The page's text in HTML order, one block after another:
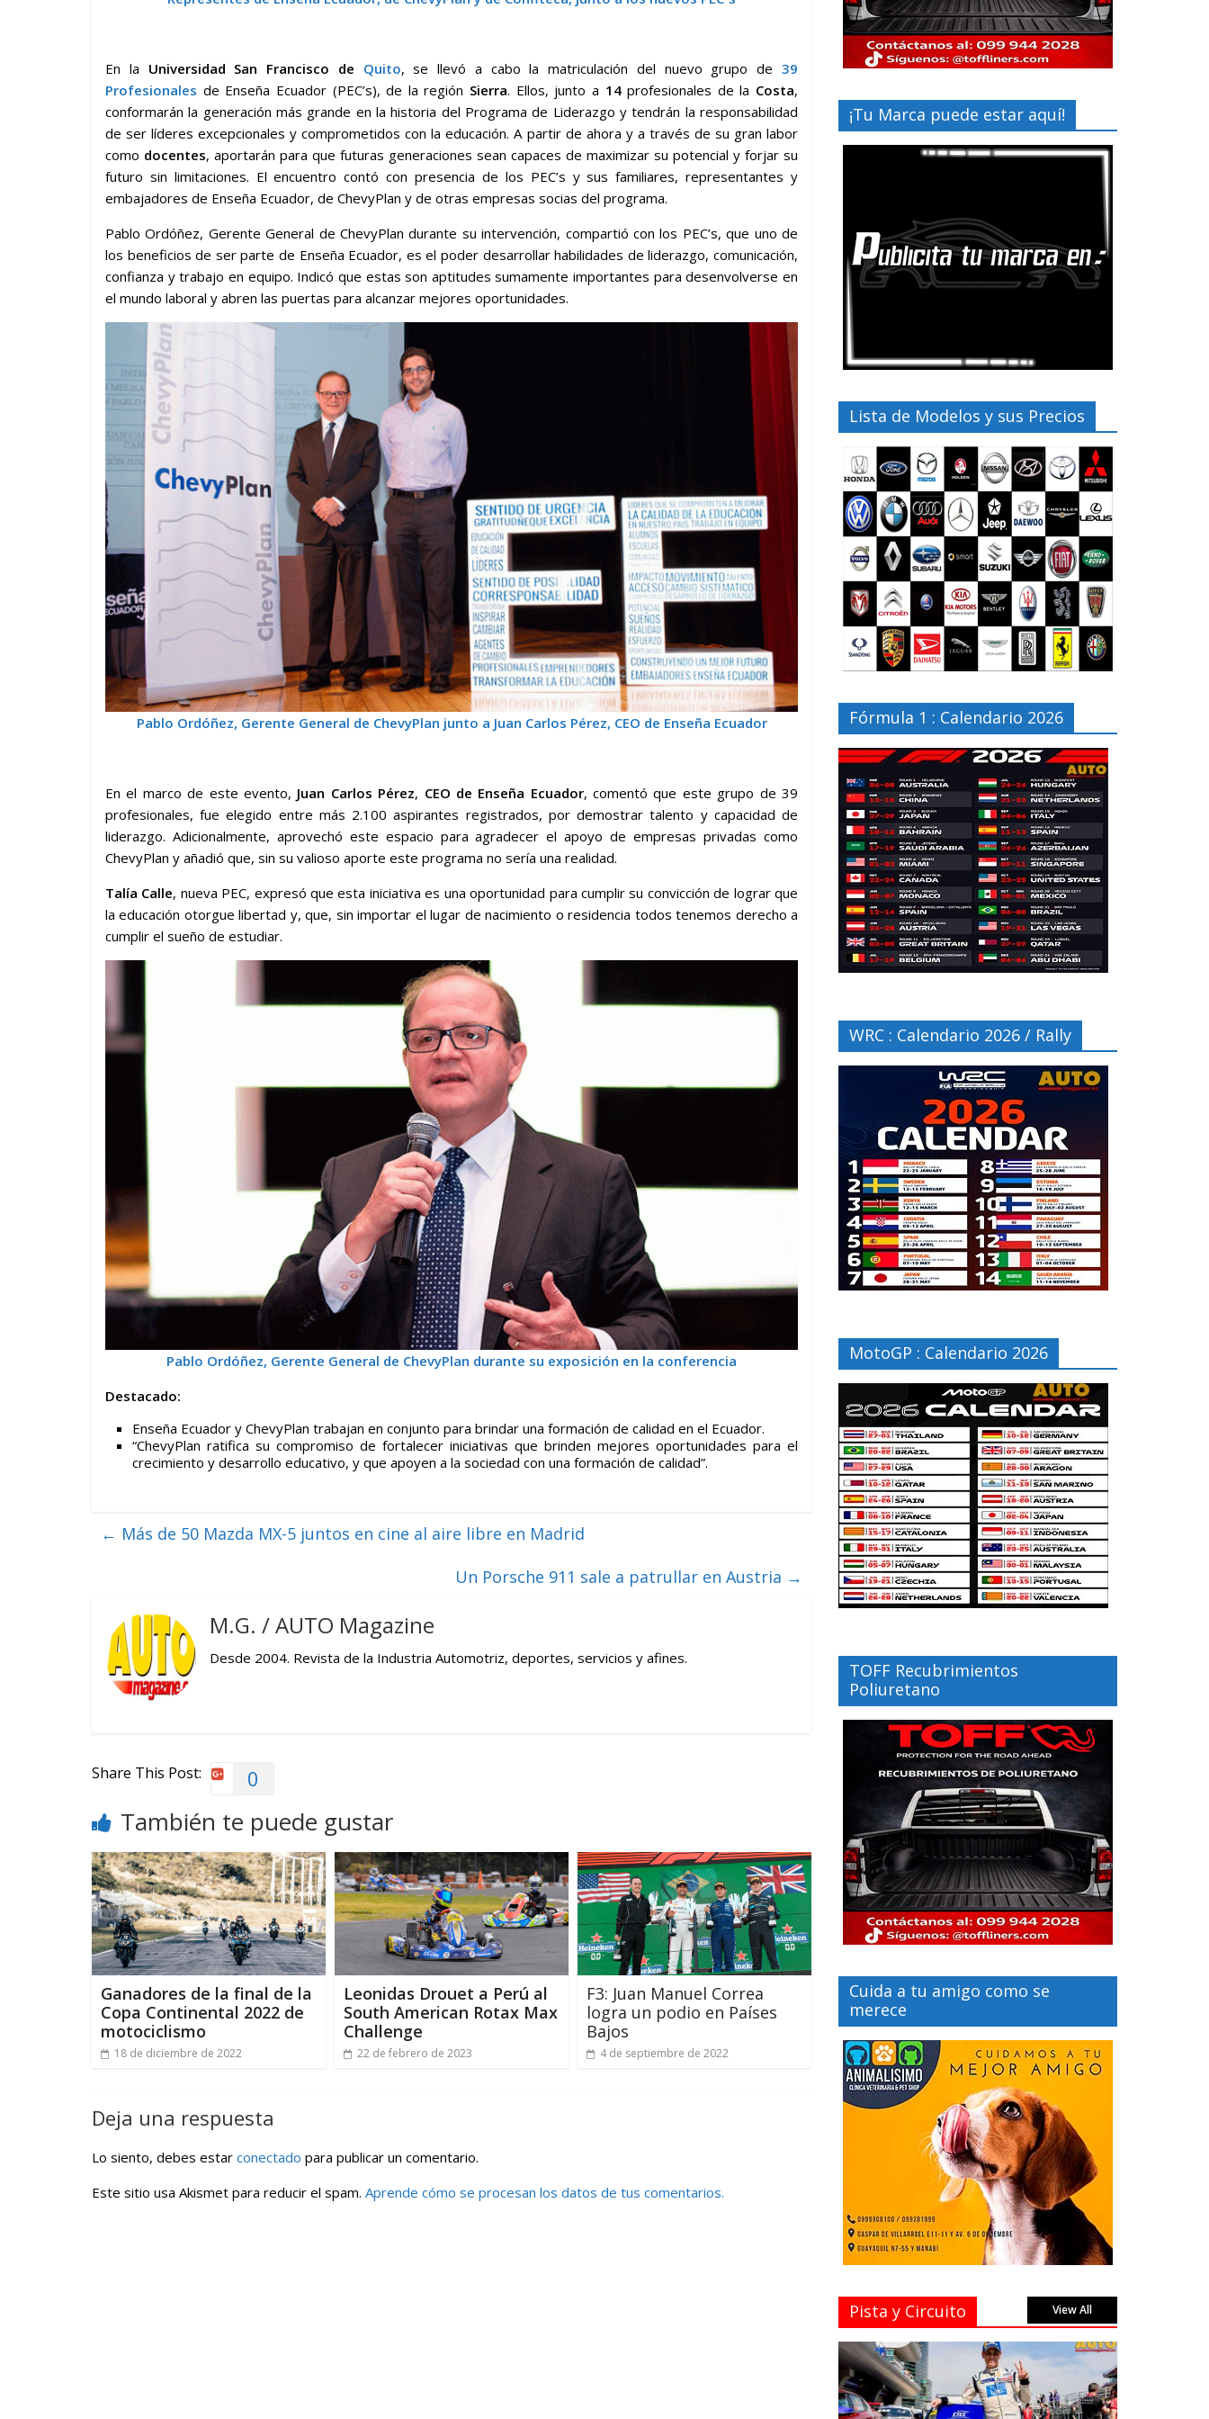
En la Universidad San Francisco de Quito, se llevó a cabo la matriculación del nuevo grupo de39
Profesionales de Enseña Ecuador (PEC’s), de la región Sierra. Ellos, junto a 14profesionales de la Costa,
conformarán la generación más grande en la historia del Programa de Liderazgo y tendrán la responsabilidad
de ser líderes excepcionales y comprometidos con la educación. A partir de ahora y a través de su gran labor
como docentes, aportarán para que futuras generaciones sean capaces de maximizar su potencial y forjar su
futuro sin limitaciones. El encuentro contó con presencia de los PEC’s y sus familiares, representantes y
embajadores de Enseña Ecuador, de ChevyPlan y de otras empresas socias del programa.
Pablo Ordóñez, Gerente General de ChevyPlan durante su intervención, compartió con los PEC’s, que uno de
los beneficios de ser parte de Enseña Ecuador, es el poder desarrollar habilidades de liderazgo, comunicación,
confianza y trabajo en equipo. Indicó que estas son aptitudes sumamente importantes para desenvolverse en
el mundo laboral y abren las puertas para alcanzar mejores oportunidades.
Pablo Ordóñez, Gerente General de ChevyPlan junto a Juan Carlos Pérez, CEO de Enseña Ecuador
En el marco de este evento, Juan Carlos Pérez, CEO de Enseña Ecuador, comentó que este grupo de 39
profesionales, fue elegido entre más 2.100 aspirantes registrados, por demostrar talento y capacidad de
liderazgo. Adicionalmente, aprovechó este espacio para agradecer el apoyo de empresas privadas como
ChevyPlan y añadió que, sin su valioso aporte este programa no sería una realidad.
Talía Calle, nueva PEC, expresó que esta iniciativa es una oportunidad para cumplir su convicción de lograr que
la educación otorgue libertad y, que, sin importar el lugar de nacimiento o residencia todos tenemos derecho a
cumplir el sueño de estudiar.
Pablo Ordóñez, Gerente General de ChevyPlan durante su exposición en la conferencia
Destacado:
Enseña Ecuador y ChevyPlan trabajan en conjunto para brindar una formación de calidad en el Ecuador.
“ChevyPlan ratifica su compromiso de fortalecer iniciativas que brinden mejores oportunidades para el
crecimiento y desarrollo educativo, y que apoyen a la sociedad con una formación de calidad”.
← Más de 50 Mazda MX-5 juntos en cine al aire libre en Madrid
Un Porsche 911 sale a patrullar en Austria →
M.G. / AUTO Magazine
Desde 2004. Revista de la Industria Automotriz, deportes, servicios y afines.
Share This Post: 0
También te puede gustar
Ganadores de la final de la
Copa Continental 2022 de
motociclismo
18 de diciembre de 2022
Leonidas Drouet a Perú al
South American Rotax Max
Challenge
22 de febrero de 2023
F3: Juan Manuel Correa
logra un podio en Países
Bajos
4 de septiembre de 2022
Deja una respuesta
Lo siento, debes estar conectado para publicar un comentario.
Este sitio usa Akismet para reducir el spam. Aprende cómo se procesan los datos de tus comentarios.
¡Tu Marca puede estar aquí!
Lista de Modelos y sus Precios
Fórmula 1 : Calendario 2026
WRC : Calendario 2026 / Rally
MotoGP : Calendario 2026
TOFF Recubrimientos
Poliuretano
Cuida a tu amigo como se
merece
Pista y Circuito View All